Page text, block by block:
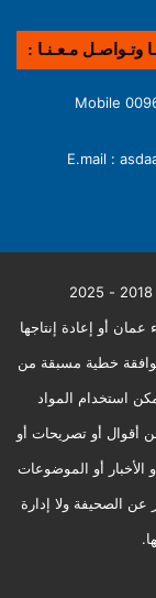
وتـواصـل مـعـنـا :
E.mail :
أو إعادة إنتاجها
خطية مسبقة من
استخدام المواد
أقوال أو تصريحات أو
الأخبار أو الموضوعات
عن الصحيفة ولا إدارة